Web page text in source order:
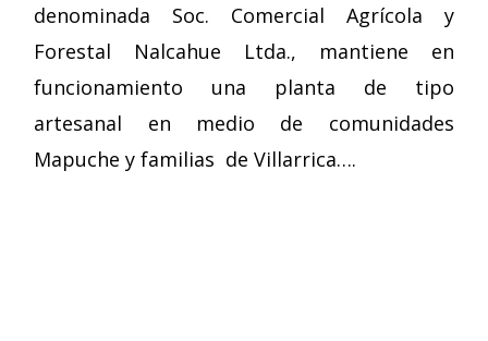
denominada Soc. Comercial Agrícola y
Forestal Nalcahue Ltda., mantiene en
funcionamiento una planta de tipo
artesanal en medio de comunidades
Mapuche y familias de Villarrica….